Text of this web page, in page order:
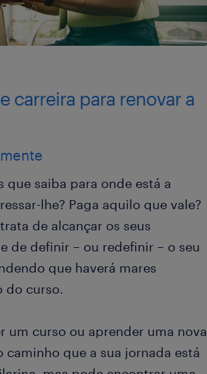
carreira para renovar a
que saiba para onde está a
lhe? Paga aquilo que vale?
de alcançar os seus
de definir – ou redefinir – o seu
que haverá mares
do curso.
um curso ou aprender uma nova
que a sua jornada está